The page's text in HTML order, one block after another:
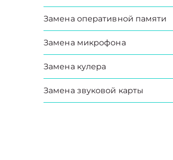
Замена оперативной памяти
Замена микрофона
Замена кулера
Замена звуковой карты